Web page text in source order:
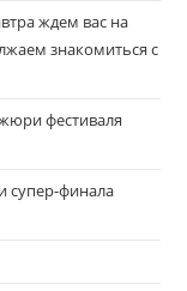
ждем вас на
знакомиться с
фестиваля
супер-финала